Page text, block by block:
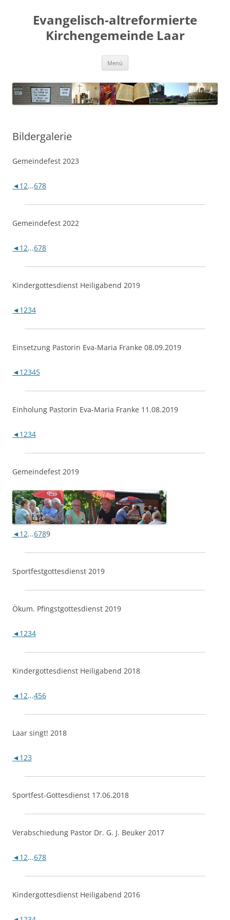
Evangelisch-altreformierte
Kirchengemeinde Laar
Menü
Bildergalerie
Gemeindefest 2023
◄12...678
Gemeindefest 2022
◄12...678
Kindergottesdienst Heiligabend 2019
◄1234
Einsetzung Pastorin Eva-Maria Franke 08.09.2019
◄12345
Einholung Pastorin Eva-Maria Franke 11.08.2019
◄1234
Gemeindefest 2019
◄12...6789
Sportfestgottesdienst 2019
Ökum. Pfingstgottesdienst 2019
◄1234
Kindergottesdienst Heiligabend 2018
◄12...456
Laar singt! 2018
◄123
Sportfest-Gottesdienst 17.06.2018
Verabschiedung Pastor Dr. G. J. Beuker 2017
◄12...678
Kindergottesdienst Heiligabend 2016